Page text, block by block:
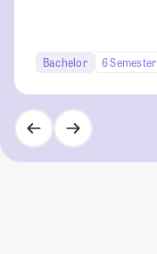
Bachelor 6 Semester